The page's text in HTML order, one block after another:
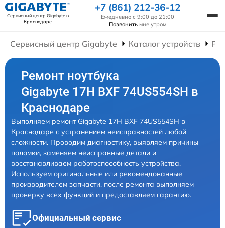
Сервисный центр Gigabyteв
Краснодаре
+7 (861) 212-36-12
Ежедневно с 9:00 до 21:00
Позвонить мне утром
Сервисный центр Gigabyte Каталог устройств
Ремонт ноутбука
Gigabyte 17H BXF 74US554SH в
Краснодаре
Выполняем ремонт Gigabyte 17H BXF 74US554SH в
Краснодаре с устранением неисправностей любой
сложности. Проводим диагностику, выявляем причины
поломки, заменяем неисправные детали и
восстанавливаем работоспособность устройства.
Используем оригинальные или рекомендованные
производителем запчасти, после ремонта выполняем
проверку всех функций и предоставляем гарантию.
Официальный сервис